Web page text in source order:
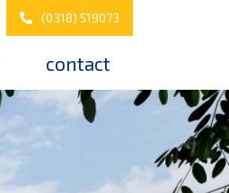
(0318) 519073
contact
werken bij kelderman
nazorg & service